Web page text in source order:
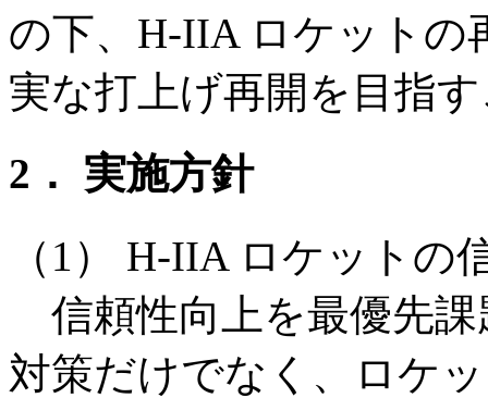
の下、H-IIA ロケットの
実な打上げ再開を目指
2． 実施方針
（1） H-IIA ロケットの
信頼性向上を最優先課
対策だけでなく、ロケ